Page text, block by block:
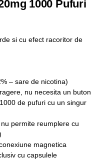
1000 Pufuri
si cu efect racoritor de
– sare de nicotina)
nu necesita un buton
de pufuri cu un singur
permite reumplere cu
magnetica
cu capsulele